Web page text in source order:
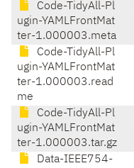
Code-TidyAll-Pl
ugin-YAMLFrontMat
ter-1.000003.meta
Code-TidyAll-Pl
ugin-YAMLFrontMat
ter-1.000003.read
me
Code-TidyAll-Pl
ugin-YAMLFrontMat
ter-1.000003.tar.gz
Data-IEEE754-